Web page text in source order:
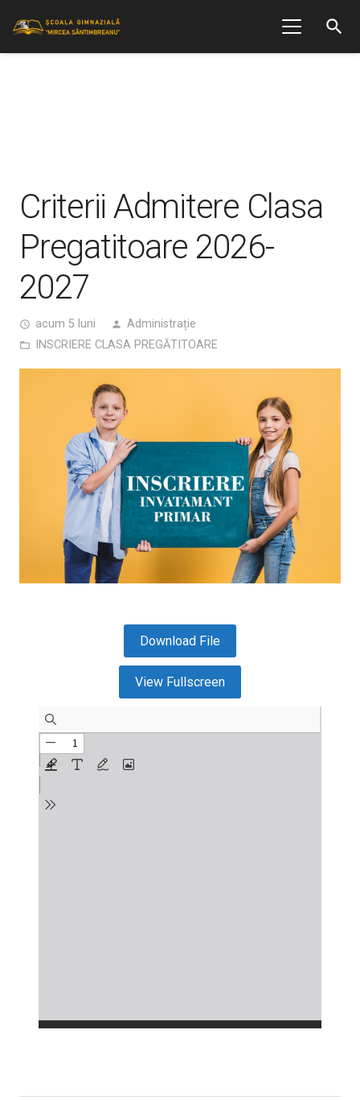
search
Criterii Admitere Clasa
Pregatitoare 2026-
2027
access_time acum 5 luni person Administrație
folder_open INSCRIERE CLASA PREGĂTITOARE
Download File
View Fullscreen